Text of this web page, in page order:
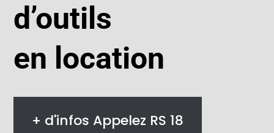
d’outils
en location
+ d'infos Appelez RS 18